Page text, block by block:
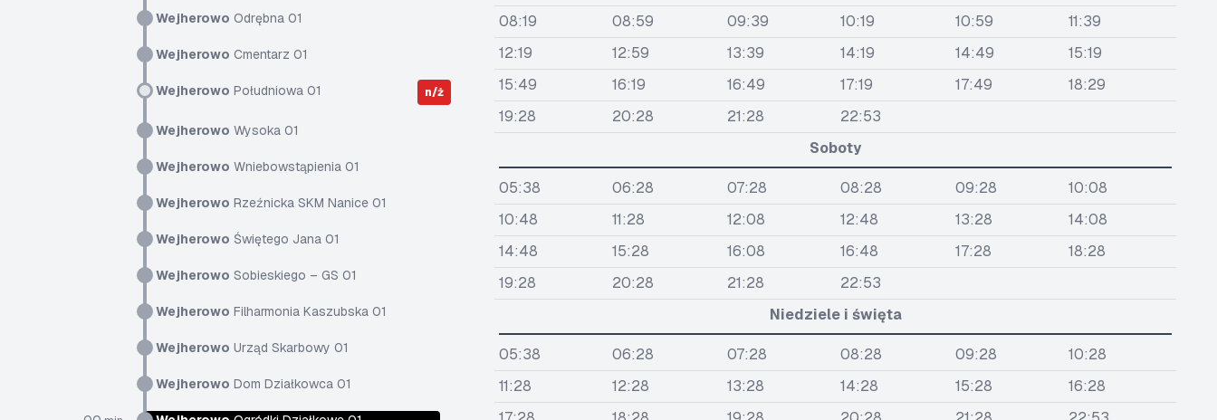
Wejherowo Odrębna 01
Wejherowo Cmentarz 01
Wejherowo Południowa 01 n/ż
Wejherowo Wysoka 01
Wejherowo Wniebowstąpienia 01
Wejherowo Rzeźnicka SKM Nanice 01
Wejherowo Świętego Jana 01
Wejherowo Sobieskiego – GS 01
Wejherowo Filharmonia Kaszubska 01
Wejherowo Urząd Skarbowy 01
Wejherowo Dom Działkowca 01
08:19
08:59 09:39 10:19 10:59
11:39
12:19
12:59 13:39 14:19 14:49
15:19
15:49
16:19 16:49 17:19 17:49
18:29
19:28
20:28 21:28
22:53
Soboty
05:38 06:28 07:28 08:28 09:28
10:08
10:48
11:28 12:08 12:48 13:28
14:08
14:48
15:28 16:08 16:48 17:28
18:28
19:28
20:28 21:28
22:53
Niedziele i święta
05:38 06:28 07:28 08:28 09:28
10:28
11:28
12:28 13:28 14:28 15:28
16:28